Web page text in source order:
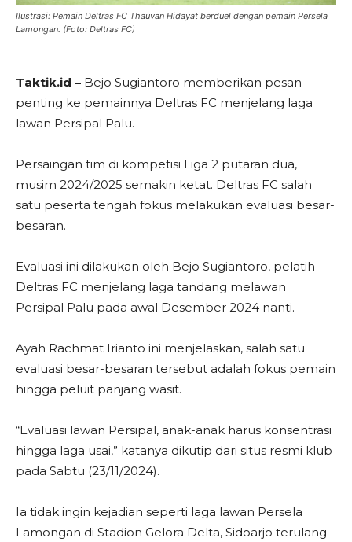
Ilustrasi: Pemain Deltras FC Thauvan Hidayat berduel dengan pemain Persela
Lamongan. (Foto: Deltras FC)
Taktik.id – Bejo Sugiantoro memberikan pesan
penting ke pemainnya Deltras FC menjelang laga
lawan Persipal Palu.
Persaingan tim di kompetisi Liga 2 putaran dua,
musim 2024/2025 semakin ketat. Deltras FC salah
satu peserta tengah fokus melakukan evaluasi besar-
besaran.
Evaluasi ini dilakukan oleh Bejo Sugiantoro, pelatih
Deltras FC menjelang laga tandang melawan
Persipal Palu pada awal Desember 2024 nanti.
Ayah Rachmat Irianto ini menjelaskan, salah satu
evaluasi besar-besaran tersebut adalah fokus pemain
hingga peluit panjang wasit.
“Evaluasi lawan Persipal, anak-anak harus konsentrasi
hingga laga usai,” katanya dikutip dari situs resmi klub
pada Sabtu (23/11/2024).
Ia tidak ingin kejadian seperti laga lawan Persela
Lamongan di Stadion Gelora Delta, Sidoarjo terulang